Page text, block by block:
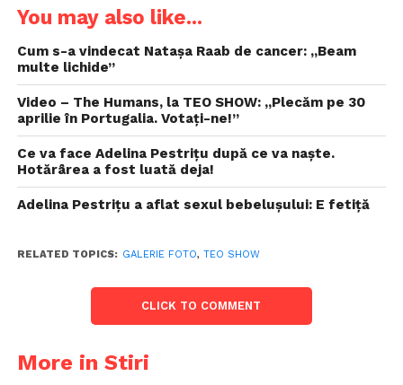
You may also like...
Cum s-a vindecat Natașa Raab de cancer: „Beam
multe lichide”
Video – The Humans, la TEO SHOW: „Plecăm pe 30
aprilie în Portugalia. Votați-ne!”
Ce va face Adelina Pestrițu după ce va naște.
Hotărârea a fost luată deja!
Adelina Pestrițu a aflat sexul bebelușului: E fetiță
RELATED TOPICS: GALERIE FOTO, TEO SHOW
CLICK TO COMMENT
More in Stiri